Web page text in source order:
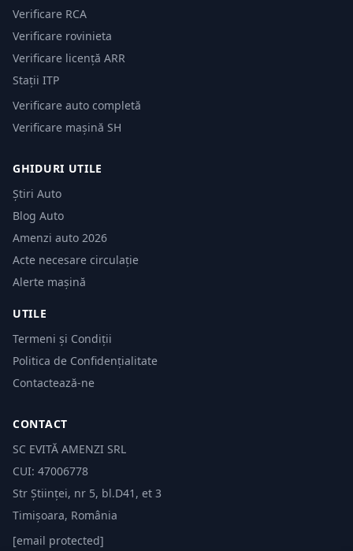
Verificare RCA
Verificare rovinieta
Verificare licență ARR
Stații ITP
Verificare auto completă
Verificare mașină SH
GHIDURI UTILE
Știri Auto
Blog Auto
Amenzi auto 2026
Acte necesare circulație
Alerte mașină
UTILE
Termeni și Condiții
Politica de Confidențialitate
Contactează-ne
CONTACT
SC EVITĂ AMENZI SRL
CUI: 47006778
Str Științei, nr 5, bl.D41, et 3
Timișoara, România
[email protected]